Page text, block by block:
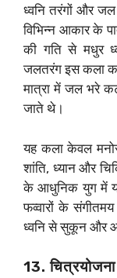
ध्वनि तरंगों और
विभिन्न आकार के
की गति से मधुर
जलतरंग इस कला
मात्रा में जल भरे
जाते थे।
यह कला केवल
शांति, ध्यान और
के आधुनिक युग में
फव्वारों के
ध्वनि से सुकून और
13.